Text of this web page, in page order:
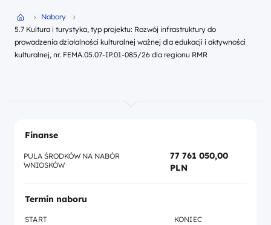
Przejdź do strony głównej portalu
Nabory
5.7 Kultura i turystyka, typ projektu: Rozwój infrastruktury do
prowadzenia działalności kulturalnej ważnej dla edukacji i aktywności
kulturalnej, nr. FEMA.05.07-IP.01-085/26 dla regionu RMR
Finanse
PULA ŚRODKÓW NA NABÓR
WNIOSKÓW
77 761 050,00
PLN
Termin naboru
START KONIEC